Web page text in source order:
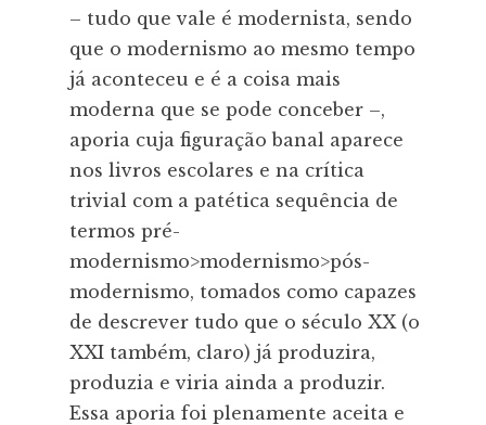
– tudo que vale é modernista, sendo
que o modernismo ao mesmo tempo
já aconteceu e é a coisa mais
moderna que se pode conceber –,
aporia cuja figuração banal aparece
nos livros escolares e na crítica
trivial com a patética sequência de
termos pré-
modernismo>modernismo>pós-
modernismo, tomados como capazes
de descrever tudo que o século XX (o
XXI também, claro) já produzira,
produzia e viria ainda a produzir.
Essa aporia foi plenamente aceita e